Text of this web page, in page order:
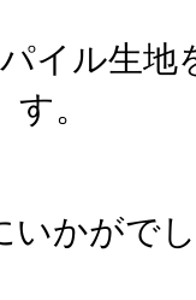
イル生地
す。
いかがで